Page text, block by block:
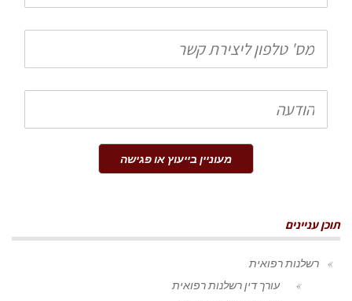
טלפון
הודעה
מעוניין בייעוץ או פגישה
תוכן עניינים
רשלנות רפואית
עורך דין רשלנות רפואית